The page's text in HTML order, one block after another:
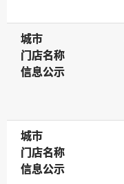
城市
城市
门店名称
门店名称
信息公示
信息公示
城市
城市
门店名称
门店名称
信息公示
信息公示